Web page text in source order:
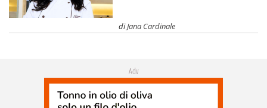
diJana Cardinale
Adv